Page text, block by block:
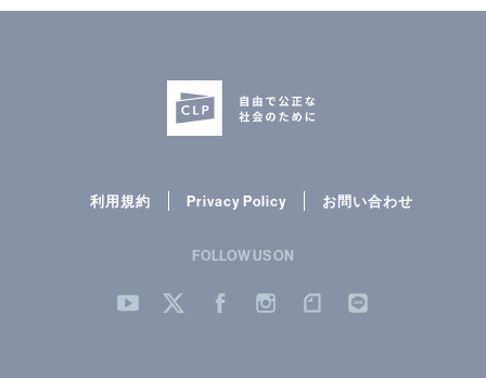
市民と
利用規約 Privacy Policy お問い合わせ
FOLLOW US ON